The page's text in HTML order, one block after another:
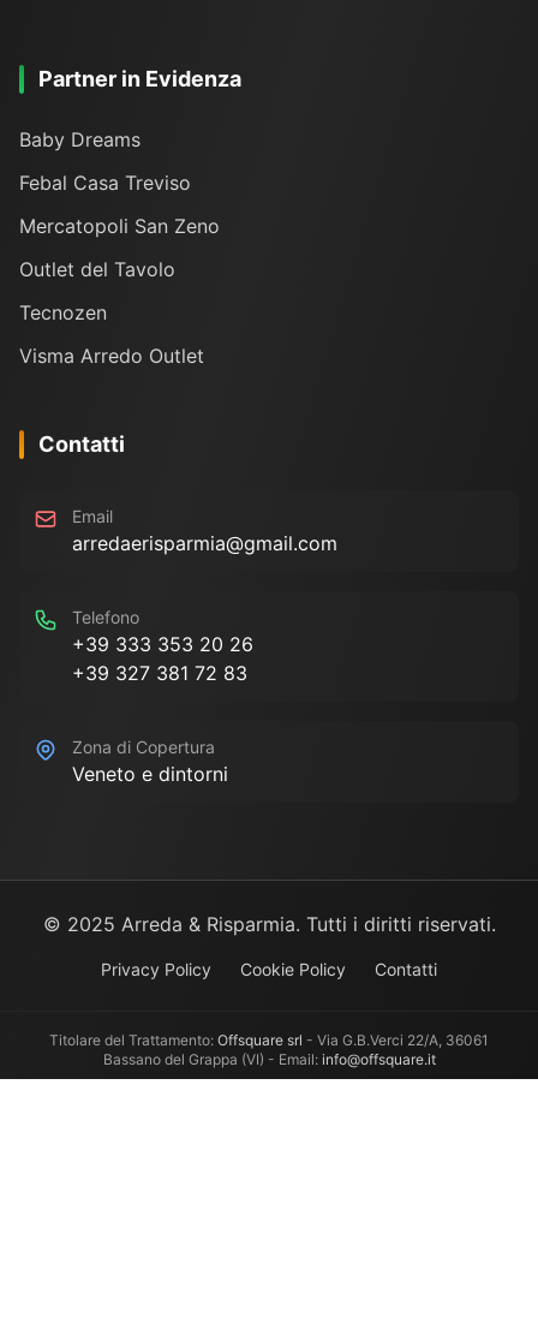
Partner in Evidenza
Baby Dreams
Febal Casa Treviso
Mercatopoli San Zeno
Outlet del Tavolo
Tecnozen
Visma Arredo Outlet
Contatti
Email
arredaerisparmia@gmail.com
Telefono
+39 333 353 20 26
+39 327 381 72 83
Zona di Copertura
Veneto e dintorni
© 2025 Arreda & Risparmia. Tutti i diritti riservati.
Privacy Policy Cookie Policy Contatti
Titolare del Trattamento: Offsquare srl - Via G.B.Verci 22/A, 36061
Bassano del Grappa (VI) - Email: info@offsquare.it